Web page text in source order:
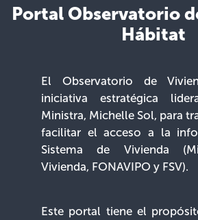
Portal Observatorio
Hábitat
El Observatorio de
iniciativa estratégica
Ministra, Michelle Sol, para
facilitar el acceso a la
Sistema de Vivienda
Vivienda, FONAVIPO y FSV).
Este portal tiene el